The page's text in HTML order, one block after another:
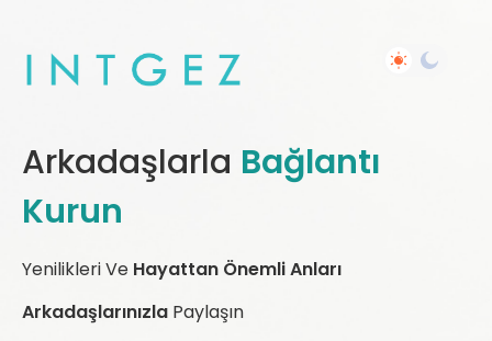
Arkadaşlarla Bağlantı
Kurun
Yenilikleri Ve Hayattan Önemli Anları
Arkadaşlarınızla Paylaşın